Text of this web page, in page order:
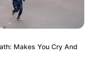
Makes You Cry And